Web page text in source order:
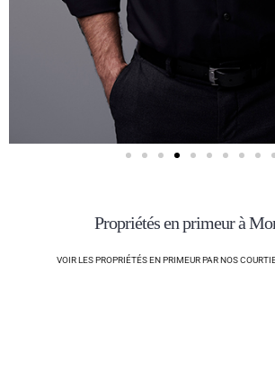
Propriétés en primeur à
VOIR LES PROPRIÉTÉS EN PRIMEUR PAR NOS